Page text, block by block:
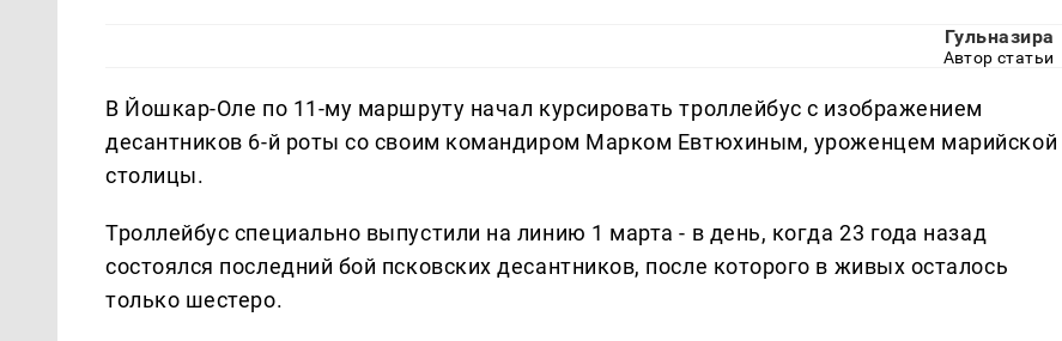
Гульназира
Автор статьи
В Йошкар-Оле по 11-му маршруту начал курсировать троллейбус с изображением
десантников 6-й роты со своим командиром Марком Евтюхиным, уроженцем марийской
столицы.
Троллейбус специально выпустили на линию 1 марта - в день, когда 23 года назад
состоялся последний бой псковских десантников, после которого в живых осталось
только шестеро.